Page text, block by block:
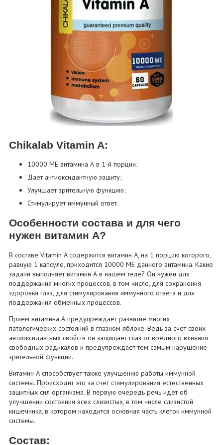
Chikalab Vitamin A:
10000 ME витамина А в 1-й порции;
Дает антиоксидантную защиту;
Улучшает зрительную функцию;
Стимулирует иммунный ответ.
Особенности состава и для чего
нужен витамин А?
В составе Vitamin A содержится витамин А, на 1 порцию которого,
равную 1 капсуле, приходится 10000 МЕ данного витамина. Какие
задачи выполняет витамин А в нашем теле? Он нужен для
поддержания многих процессов, в том числе, для сохранения
здоровья глаз, для стимулирования иммунного ответа и для
поддержания обменных процессов.
Прием витамина А предупреждает развитие многих
патологических состояний в глазном яблоке. Ведь за счет своих
антиоксидантных свойств он защищает глаз от вредного влияния
свободных радикалов и предупреждает тем самым нарушение
зрительной функции.
Витамин А способствует также улучшению работы иммунной
системы. Происходит это за счет стимулирования естественных
защитных сил организма. В первую очередь речь идет об
улучшении состояния всех слизистых, в том числе слизистой
кишечника, в котором находится основная часть клеток иммунной
системы.
Состав: